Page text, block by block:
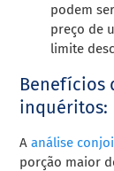
podem
preço de
limite
Benefícios
inquéritos:
Aanálise
porção maior